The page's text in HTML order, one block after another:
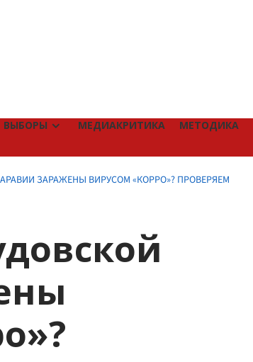
ВЫБОРЫ МЕДИАКРИТИКА МЕТОДИКА
ЗАРАЖЕНЫ ВИРУСОМ «КОРРО»? ПРОВЕРЯЕМ